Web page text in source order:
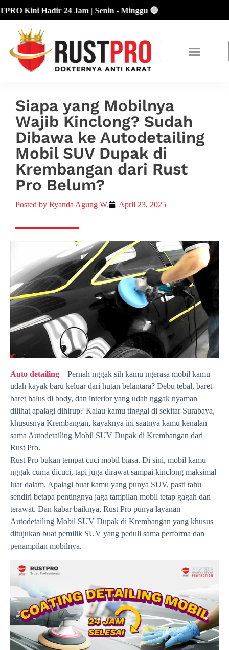
Kini Hadir 24 Jam | Senin - Minggu 🔴
Siapa yang Mobilnya
Wajib Kinclong? Sudah
Dibawa ke Autodetailing
Mobil SUV Dupak di
Krembangan dari Rust
Pro Belum?
Posted by Ryanda Agung W. April 23, 2025
Auto detailing – Pernah nggak sih kamu ngerasa mobil kamu
udah kayak baru keluar dari hutan belantara? Debu tebal, baret-
baret halus di body, dan interior yang udah nggak nyaman
dilihat apalagi dihirup? Kalau kamu tinggal di sekitar Surabaya,
khususnya Krembangan, kayaknya ini saatnya kamu kenalan
sama Autodetailing Mobil SUV Dupak di Krembangan dari
Rust Pro.
Rust Pro bukan tempat cuci mobil biasa. Di sini, mobil kamu
nggak cuma dicuci, tapi juga dirawat sampai kinclong maksimal
luar dalam. Apalagi buat kamu yang punya SUV, pasti tahu
sendiri betapa pentingnya jaga tampilan mobil tetap gagah dan
terawat. Dan kabar baiknya, Rust Pro punya layanan
Autodetailing Mobil SUV Dupak di Krembangan yang khusus
ditujukan buat pemilik SUV yang peduli sama performa dan
penampilan mobilnya.